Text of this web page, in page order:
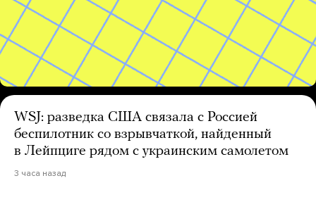
WSJ: разведка США связала с Россией
беспилотник со взрывчаткой, найденный
в Лейпциге рядом с украинским самолетом
3 часа назад